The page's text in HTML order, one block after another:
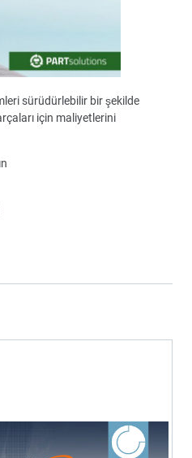
sürüdürlebilir bir şekilde
için maliyetlerini